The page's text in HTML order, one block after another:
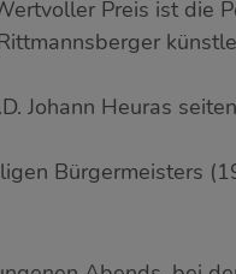
Preis ist die
Johann Heuras
Bürgermeisters